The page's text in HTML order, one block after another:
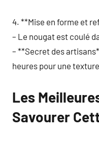
4. **Mise en forme et
– Le nougat est coulé
– **Secret des
heures pour une
Les
Savourer